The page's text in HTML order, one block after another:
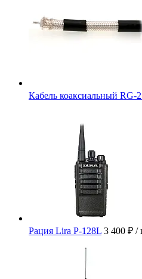
Кабель коаксиальный RG-
Рация Lira P-128L 3 400 ₽ /